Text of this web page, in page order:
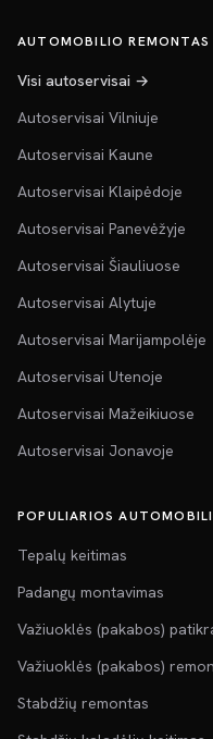
AUTOMOBILIO
Visi autoservisai →
Autoservisai Vilniuje
Autoservisai Kaune
Autoservisai Klaipėdoje
Autoservisai Panevėžyje
Autoservisai Šiauliuose
Autoservisai Alytuje
Autoservisai Marijampolėje
Autoservisai Utenoje
Autoservisai Mažeikiuose
Autoservisai Jonavoje
POPULIARIOS
Tepalų keitimas
Padangų montavimas
Važiuoklės (pakabos)
Važiuoklės (pakabos)
Stabdžių remontas